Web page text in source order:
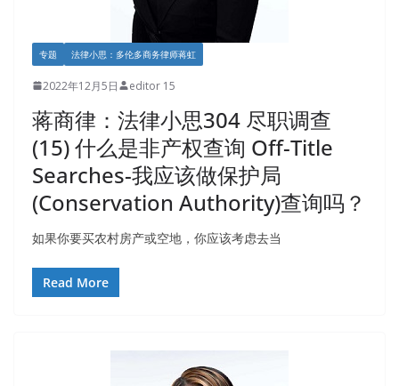
专题 法律小思：多伦多商务律师蒋虹
2022年12月5日 editor 15
蒋商律：法律小思304 尽职调查
(15) 什么是非产权查询 Off-Title
Searches-我应该做保护局
(Conservation Authority)查询吗？
如果你要买农村房产或空地，你应该考虑去当
Read More